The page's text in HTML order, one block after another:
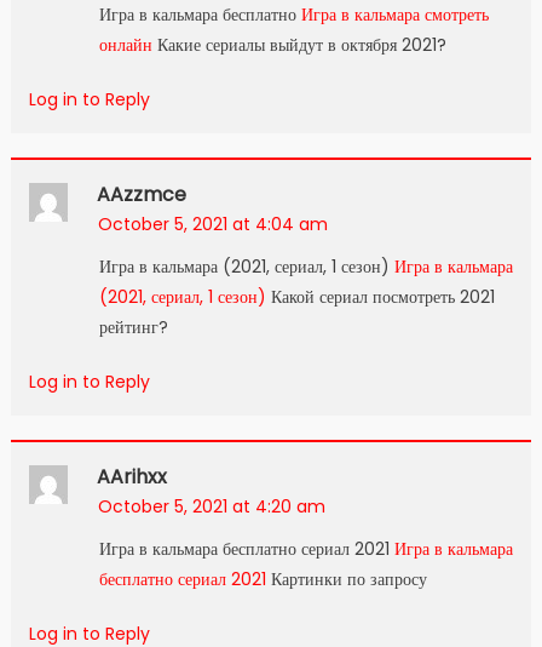
Игра в кальмара бесплатно Игра в кальмара смотреть
онлайн Какие сериалы выйдут в октября 2021?
Log in to Reply
AAzzmce
October 5, 2021 at 4:04 am
Игра в кальмара (2021, сериал, 1 сезон) Игра в кальмара
(2021, сериал, 1 сезон) Какой сериал посмотреть 2021
рейтинг?
Log in to Reply
AArihxx
October 5, 2021 at 4:20 am
Игра в кальмара бесплатно сериал 2021 Игра в кальмара
бесплатно сериал 2021 Картинки по запросу
Log in to Reply